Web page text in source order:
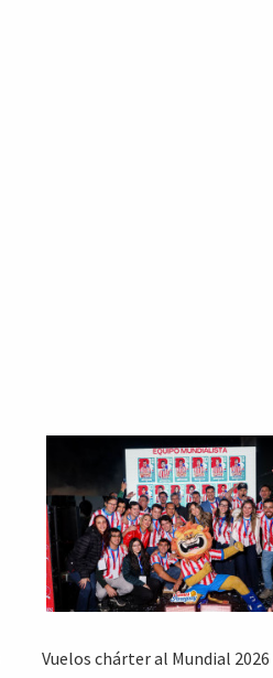
Vuelos chárter al Mundial 2026